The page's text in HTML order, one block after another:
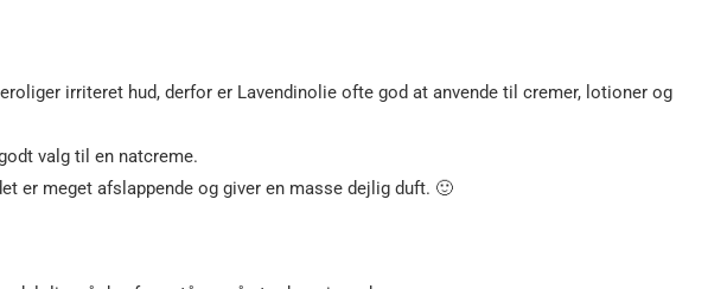
irriteret hud, derfor er Lavendinolie ofte god at anvende til cremer, lotioner og
valg til en natcreme.
er meget afslappende og giver en masse dejlig duft. 🙂